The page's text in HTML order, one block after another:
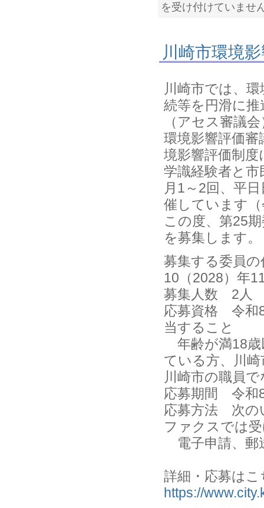
を受け付けていませ
川崎市環境
川崎市では、
続等を円滑に
（アセス審議
環境影響評価
境影響評価制
学識経験者と
月1～2回、平
催しています
この度、第25
を募集します。
募集する委員
10（2028）年
募集人数 2人
応募資格 令和
当すること
年齢が満18歳
ている方、川
川崎市の職員
応募期間 令和
応募方法 次の
ファクスでは
電子申請、郵
詳細・応募は
https://